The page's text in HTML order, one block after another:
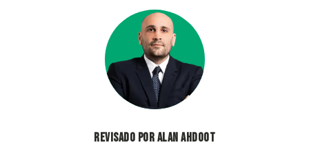
Revisado por Alan Ahdoot